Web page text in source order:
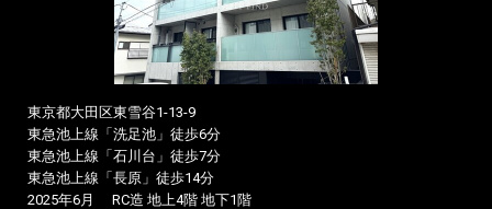
東京都大田区東雪谷1-13-9
東急池上線「洗足池」徒歩6分
東急池上線「石川台」徒歩7分
東急池上線「長原」徒歩14分
2025年6月
RC造 地上4階 地下1階